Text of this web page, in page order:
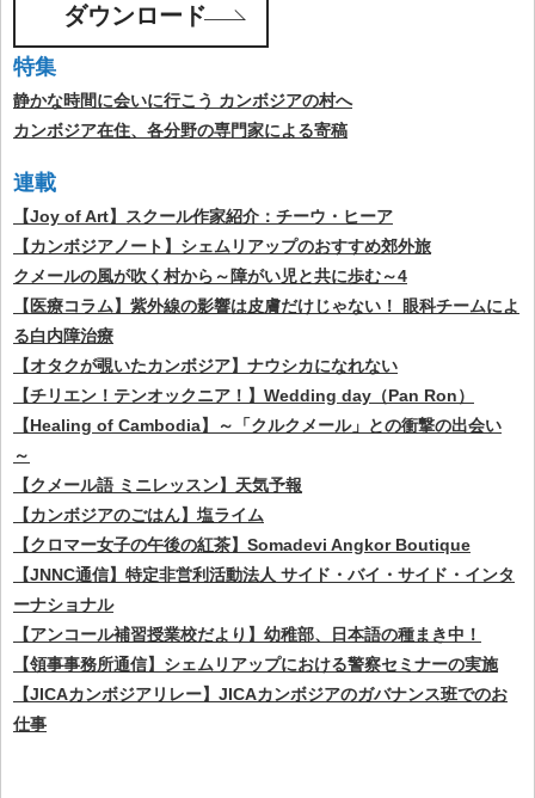
ダウンロード
特集
静かな時間に会いに行こう カンボジアの村へ
カンボジア在住、各分野の専門家による寄稿
連載
【Joy of Art】スクール作家紹介：チーウ・ヒーア
【カンボジアノート】シェムリアップのおすすめ郊外旅
クメールの風が吹く村から～障がい児と共に歩む～4
【医療コラム】紫外線の影響は皮膚だけじゃない！ 眼科チームによ
る白内障治療
【オタクが覗いたカンボジア】ナウシカになれない
【チリエン！テンオックニア！】Wedding day（Pan Ron）
【Healing of Cambodia】～「クルクメール」との衝撃の出会い
～
【クメール語 ミニレッスン】天気予報
【カンボジアのごはん】塩ライム
【クロマー女子の午後の紅茶】Somadevi Angkor Boutique
【JNNC通信】特定非営利活動法人 サイド・バイ・サイド・インタ
ーナショナル
【アンコール補習授業校だより】幼稚部、日本語の種まき中！
【領事事務所通信】シェムリアップにおける警察セミナーの実施
【JICAカンボジアリレー】JICAカンボジアのガバナンス班でのお
仕事